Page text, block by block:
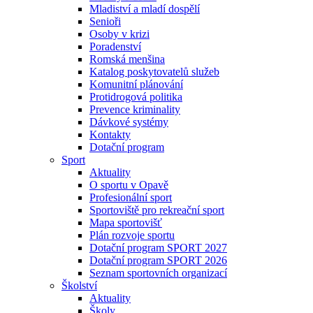
Mladiství a mladí dospělí
Senioři
Osoby v krizi
Poradenství
Romská menšina
Katalog poskytovatelů služeb
Komunitní plánování
Protidrogová politika
Prevence kriminality
Dávkové systémy
Kontakty
Dotační program
Sport
Aktuality
O sportu v Opavě
Profesionální sport
Sportoviště pro rekreační sport
Mapa sportovišť
Plán rozvoje sportu
Dotační program SPORT 2027
Dotační program SPORT 2026
Seznam sportovních organizací
Školství
Aktuality